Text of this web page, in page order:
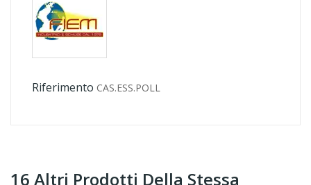
Riferimento CAS.ESS.POLL
16 Altri Prodotti Della Stessa